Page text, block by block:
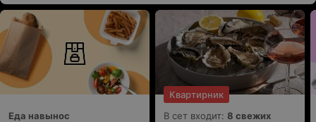
Еда навынос
Квартирник
В сет входит: 8 свежих